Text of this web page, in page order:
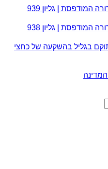
המודפסת | גליון 939
המודפסת | גליון 938
בגליל בהשקעה של כחצי